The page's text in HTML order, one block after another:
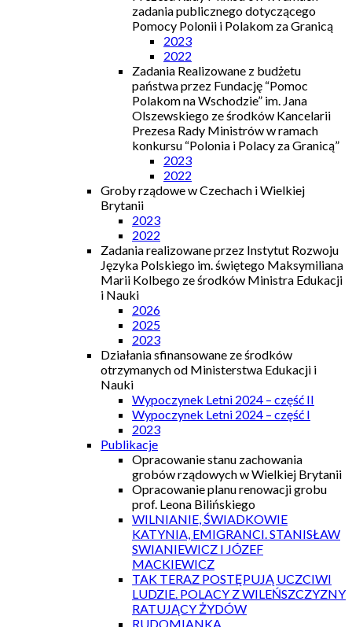
zadania publicznego dotyczącego
Pomocy Polonii i Polakom za Granicą
2023
2022
Zadania Realizowane z budżetu
państwa przez Fundację “Pomoc
Polakom na Wschodzie” im. Jana
Olszewskiego ze środków Kancelarii
Prezesa Rady Ministrów w ramach
konkursu “Polonia i Polacy za Granicą”
2023
2022
Groby rządowe w Czechach i Wielkiej
Brytanii
2023
2022
Zadania realizowane przez Instytut Rozwoju
Języka Polskiego im. świętego Maksymiliana
Marii Kolbego ze środków Ministra Edukacji
i Nauki
2026
2025
2023
Działania sfinansowane ze środków
otrzymanych od Ministerstwa Edukacji i
Nauki
Wypoczynek Letni 2024 – część II
Wypoczynek Letni 2024 – część I
2023
Publikacje
Opracowanie stanu zachowania
grobów rządowych w Wielkiej Brytanii
Opracowanie planu renowacji grobu
prof. Leona Bilińskiego
WILNIANIE, ŚWIADKOWIE
KATYNIA, EMIGRANCI. STANISŁAW
SWIANIEWICZ I JÓZEF
MACKIEWICZ
TAK TERAZ POSTĘPUJĄ UCZCIWI
LUDZIE. POLACY Z WILEŃSZCZYZNY
RATUJĄCY ŻYDÓW
RUDOMIANKA